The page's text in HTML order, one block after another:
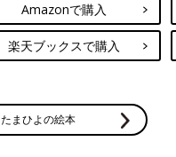
Amazonで購入
楽天ブックスで購入
たまひよの絵本